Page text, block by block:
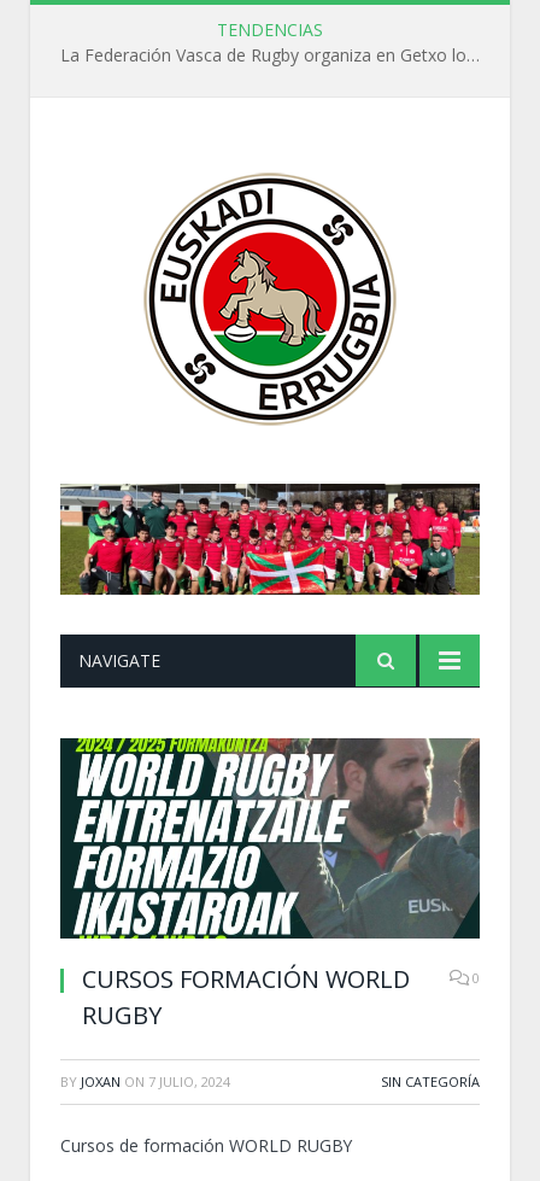
TENDENCIAS
La Federación Vasca de Rugby organiza en Getxo los cursos WR L1, WR L2 y N1 durante el mes de septiembre
NAVIGATE
CURSOS FORMACIÓN WORLD
RUGBY
0
BY JOXAN ON 7 JULIO, 2024 SIN CATEGORÍA
Cursos de formación WORLD RUGBY